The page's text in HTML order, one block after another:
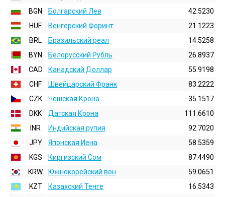
BGN
Болгарский Лев
42.5230
HUF
Венгерский Форинт
21.1223
BRL
Бразильский реал
14.5258
BYN
Белорусский Рубль
26.8937
CAD
Канадский Доллар
55.9198
CHF
Швейцарский Франк
83.2222
CZK
Чешская Крона
35.1517
DKK
Датская Крона
111.6610
INR
Индийская pупия
92.7020
JPY
Японская Иена
58.5359
KGS
Киргизский Сом
87.4490
KRW
Южнокорейский вон
59.0651
KZT
Казахский Тенге
16.5343